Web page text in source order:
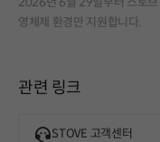
영체제 환경만 지원합니다.
관련 링크
STOVE 고객센터